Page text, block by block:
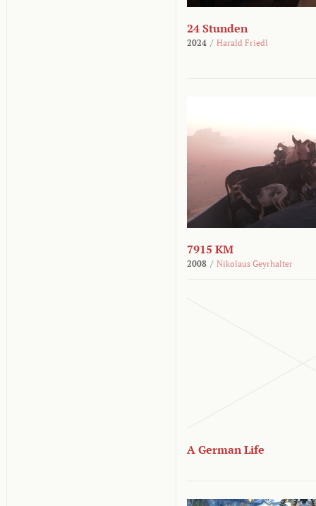
24 Stunden
2024 / Harald Friedl
7915 KM
2008 / Nikolaus Geyrhalter
A German Life